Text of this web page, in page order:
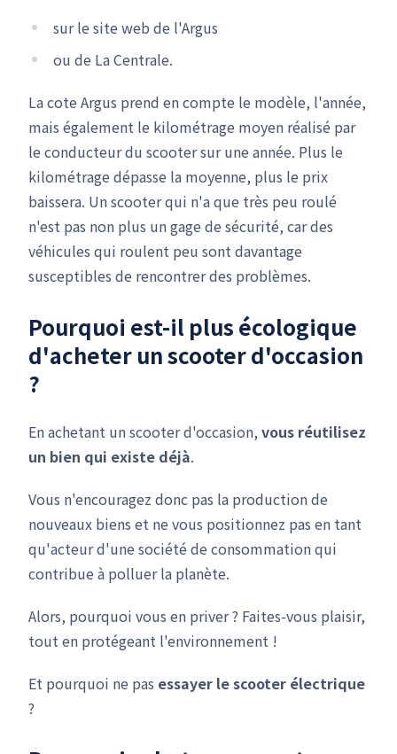
sur le site web de l'Argus
ou de La Centrale.
La cote Argus prend en compte le modèle, l'année,
mais également le kilométrage moyen réalisé par
le conducteur du scooter sur une année. Plus le
kilométrage dépasse la moyenne, plus le prix
baissera. Un scooter qui n'a que très peu roulé
n'est pas non plus un gage de sécurité, car des
véhicules qui roulent peu sont davantage
susceptibles de rencontrer des problèmes.
Pourquoi est-il plus écologique
d'acheter un scooter d'occasion
?
En achetant un scooter d'occasion, vous réutilisez
un bien qui existe déjà.
Vous n'encouragez donc pas la production de
nouveaux biens et ne vous positionnez pas en tant
qu'acteur d'une société de consommation qui
contribue à polluer la planète.
Alors, pourquoi vous en priver ? Faites-vous plaisir,
tout en protégeant l'environnement !
Et pourquoi ne pas essayer le scooter électrique
?